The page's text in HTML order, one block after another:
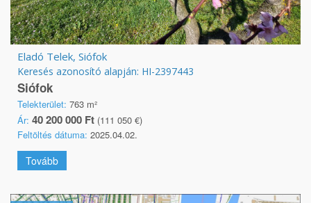
Eladó Telek, Siófok
Keresés azonosító alapján: HI-2397443
Siófok
Telekterület: 763 m²
Ár: 40 200 000 Ft (111 050 €)
Feltöltés dátuma: 2025.04.02.
Tovább